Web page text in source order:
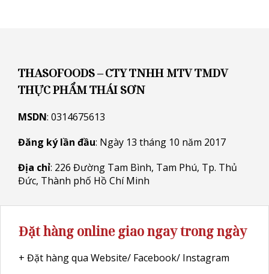
THASOFOODS – CTY TNHH MTV TMDV
THỰC PHẨM THÁI SƠN
MSDN: 0314675613
Đăng ký lần đầu: Ngày 13 tháng 10 năm 2017
Địa chỉ: 226 Đường Tam Bình, Tam Phú, Tp. Thủ
Đức, Thành phố Hồ Chí Minh
Đặt hàng online giao ngay trong ngày
+ Đặt hàng qua Website/ Facebook/ Instagram